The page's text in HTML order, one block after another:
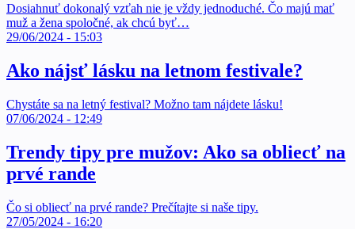
Dosiahnuť dokonalý vzťah nie je vždy jednoduché. Čo majú mať
muž a žena spoločné, ak chcú byť…
29/06/2024 - 15:03
Ako nájsť lásku na letnom festivale?
Chystáte sa na letný festival? Možno tam nájdete lásku!
07/06/2024 - 12:49
Trendy tipy pre mužov: Ako sa obliecť na
prvé rande
Čo si obliecť na prvé rande? Prečítajte si naše tipy.
27/05/2024 - 16:20